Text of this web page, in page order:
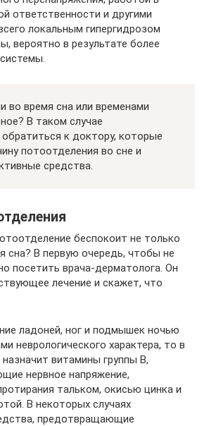
ответственности и другими
локальным гипергидрозом
вероятно в результате более
во время сна или временами
В таком случае
к доктору, которые
потоотделения во сне и
средства.
беспокоит не только
сна? В первую очередь, чтобы не
посетить врача-дерматолога. Он
лечение и скажет, что
ладоней, ног и подмышек ночью
неврологического характера, то в
витамины группы В,
нервное напряжение,
тальком, окисью цинка и
В некоторых случаях
предотвращающие